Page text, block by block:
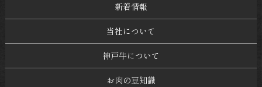
新着情報
当社について
神戸牛について
お肉の豆知識